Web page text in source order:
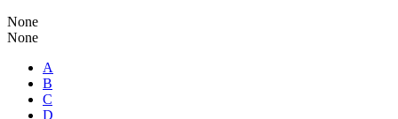
None
None
A
B
C
D